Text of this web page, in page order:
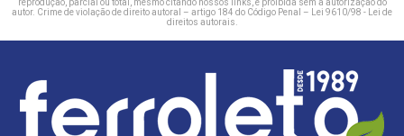
reprodução, parcial ou total, mesmo citando nossos links, é proibida sem a autorização do
autor. Crime de violação de direito autoral – artigo 184 do Código Penal –
Lei 9610/98 - Lei de
direitos autorais